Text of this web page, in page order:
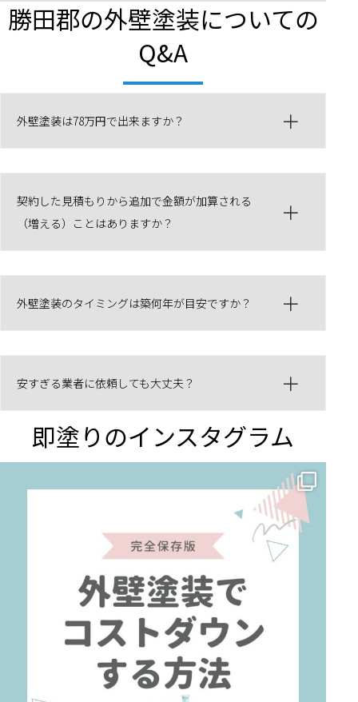
勝田郡の外壁塗装についての
Q&A
外壁塗装は78万円で出来ますか？
契約した見積もりから追加で金額が加算される
（増える）ことはありますか？
外壁塗装のタイミングは築何年が目安ですか？
安すぎる業者に依頼しても大丈夫？
即塗りのインスタグラム
✨ 賢いお金の使い方！外壁塗装でコストダウンする方法 🏠